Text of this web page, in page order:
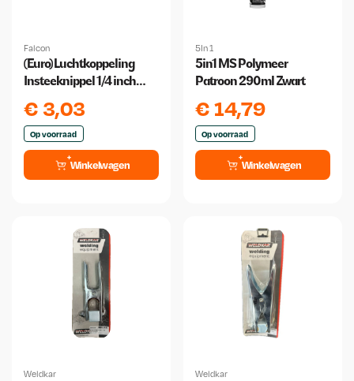
Falcon
(Euro) Luchtkoppeling
Insteeknippel 1/4 inch
€ 3,03
Op voorraad
Winkelwagen
5In 1
5in1 MS Polymeer
Patroon 290ml Zwart
€14,79
Op voorraad
Winkelwagen
Weldkar Weldkar